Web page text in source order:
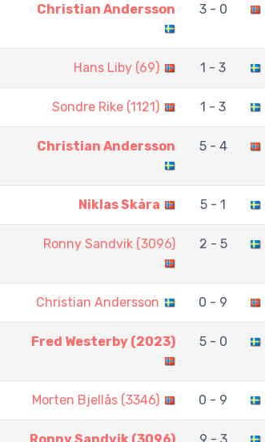
Christian Andersson 3 - 0
Hans Liby (69) 1 - 3
Sondre Rike (1121) 1 - 3
Christian Andersson 5 - 4
Niklas Skåra 5 - 1
Ronny Sandvik (3096) 2 - 5
Christian Andersson 0 - 9
Fred Westerby (2023) 5 - 0
Morten Bjellås (3346) 0 - 9